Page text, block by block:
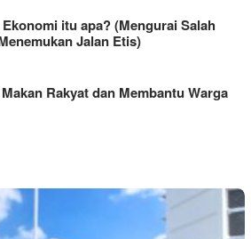
itu apa? (Mengurai Salah
Jalan Etis)
Rakyat dan Membantu Warga